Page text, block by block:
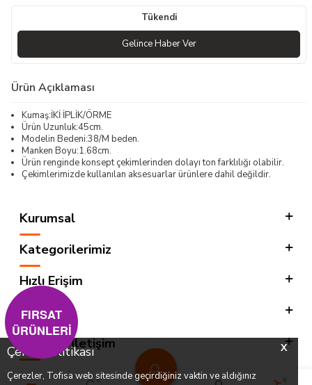
X
Çerez Politikası
Çerezler, Tofisa web sitesinde geçirdiğiniz vaktin ve aldığınız
0 0
Tükendi
Gelince Haber Ver
Ürün Açıklaması
Kumaş:İKİ İPLİK/ÖRME
Ürün Uzunluk:45cm.
Modelin Bedeni:38/M beden.
Manken Boyu:1.68cm.
Ürün renginde konsept çekimlerinden dolayı ton farklılığı olabilir.
Çekimlerimizde kullanılan aksesuarlar ürünlere dahil değildir.
Kurumsal
Kategorilerimiz
Hızlı Erişim
Sosyal
Adres & İletişim
FIRSAT
ÜRÜNLERİ